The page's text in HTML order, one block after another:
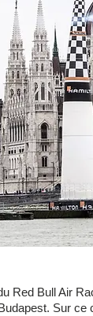
Red Bull Air
Sur